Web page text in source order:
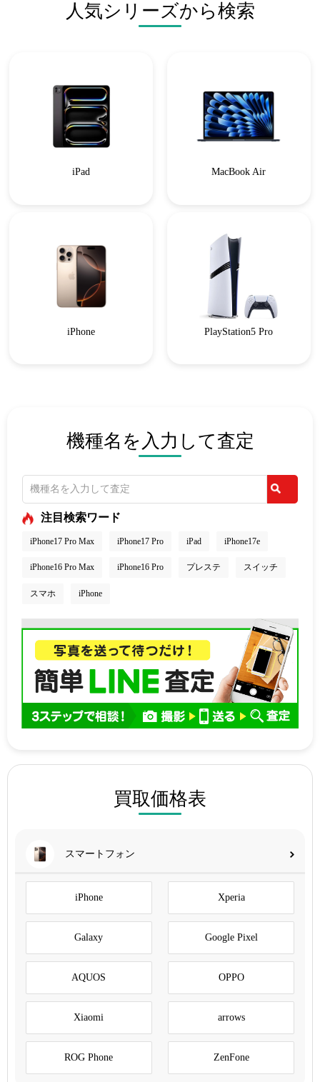
人気シリーズから検索
iPad MacBook Air
iPhone PlayStation5 Pro
機種名を入力して査定
注目検索ワード
iPhone17 Pro Max iPhone17 Pro iPad iPhone17e
iPhone16 Pro Max iPhone16 Pro プレステ スイッチ
スマホ iPhone
買取価格表
スマートフォン
iPhone Xperia
Galaxy Google Pixel
AQUOS OPPO
Xiaomi arrows
ROG Phone ZenFone